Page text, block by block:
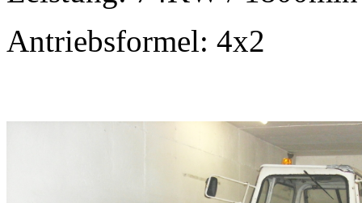
Antriebsformel: 4x2